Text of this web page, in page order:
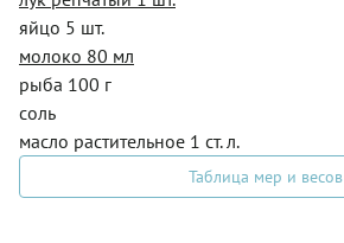
яйцо 5 шт.
молоко 80 мл
рыба 100 г
соль
масло растительное 1 ст. л.
Таблица мер и весов